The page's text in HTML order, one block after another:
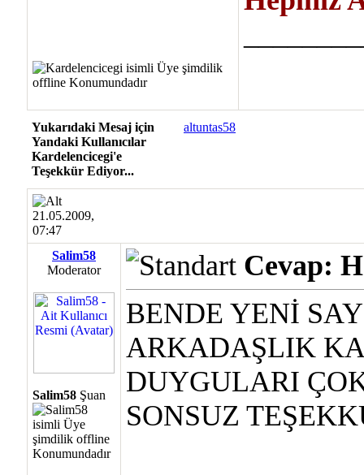
Yukarıdaki Mesaj için
Yandaki Kullanıcılar
Kardelencicegi'e
Teşekkür Ediyor...
altuntas58
21.05.2009,
07:47
Salim58
Moderator
Salim58 Şuan
Cevap:
BENDE YENİ
ARKADAŞLIK
DUYGULARI
SONSUZ